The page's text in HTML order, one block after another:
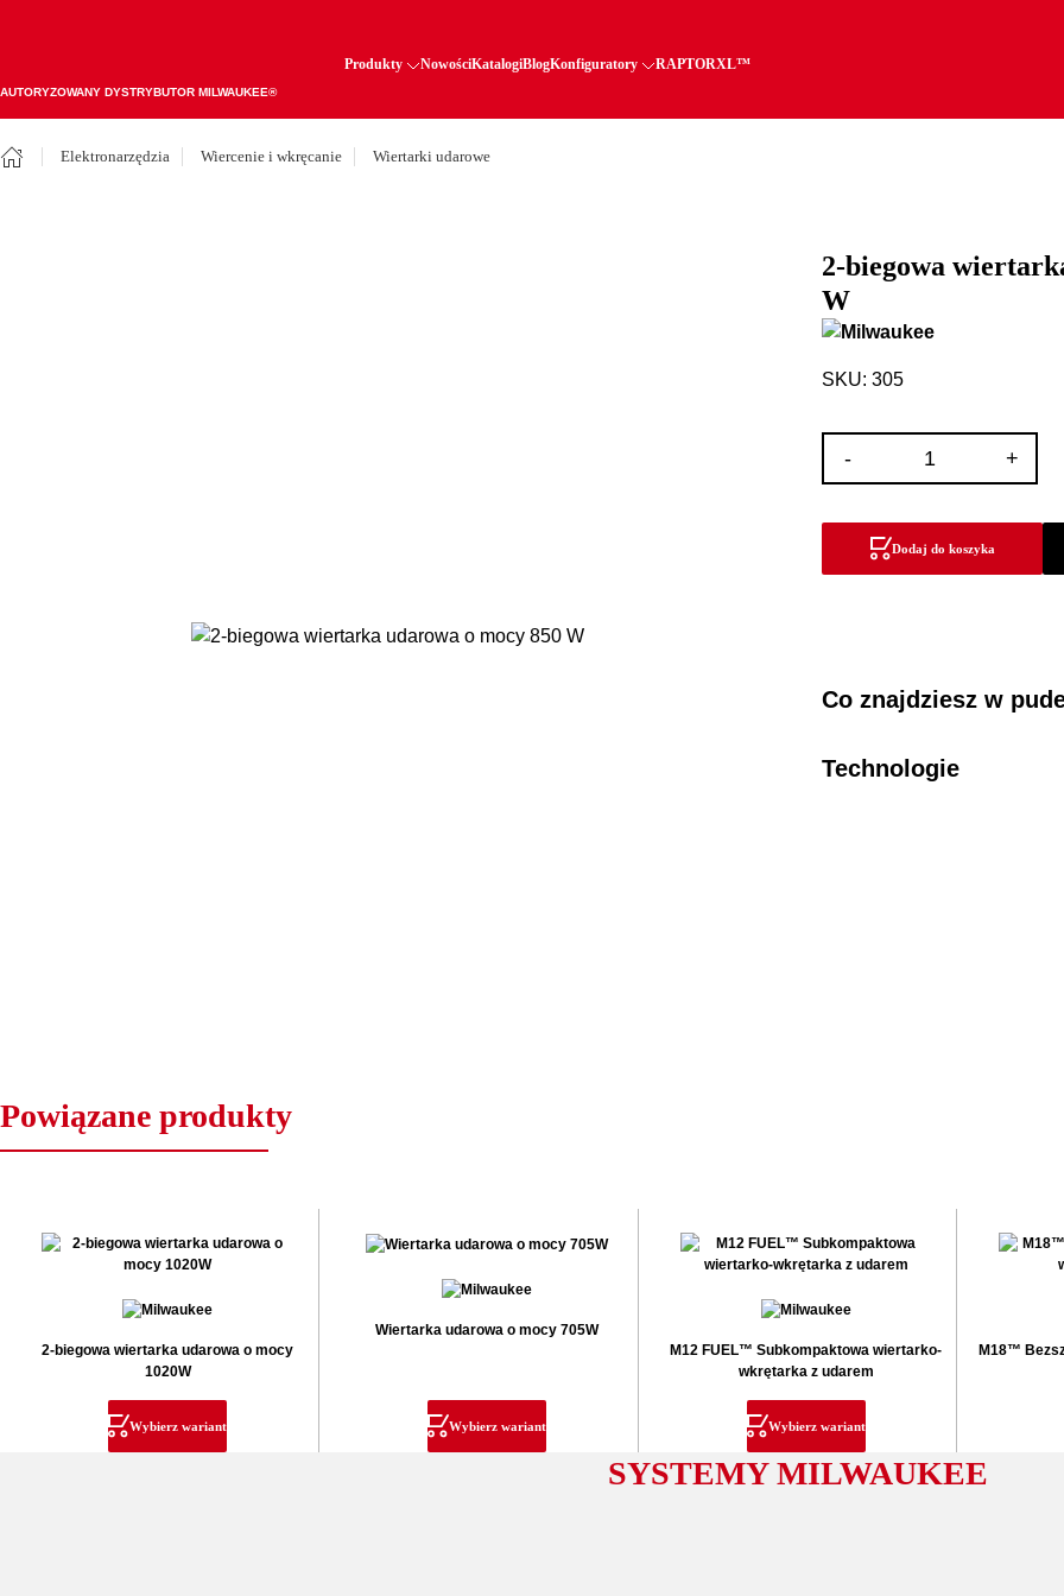
AUTORYZOWANY DYSTRYBUTOR MILWAUKEE®
Produkty NowościKatalogiBlogKonfiguratory RAPTORXL™
Elektronarzędzia Wiercenie i wkręcanie Wiertarki udarowe
2-biegowa
W
SKU: 305
-
wiertarka
udarowa
+
Dodaj do koszyka
Co znajdziesz w
Technologie
Powiązane produkty
2-biegowa wiertarka udarowa o mocy
1020W
Wybierz wariant
Wiertarka udarowa o mocy 705W
Wybierz wariant
M12 FUEL™ Subkompaktowa wiertarko-
wkrętarka z udarem
Wybierz wariant
M18™
SYSTEMY MILWAUKEE